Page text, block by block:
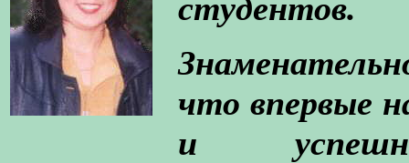
студентов.
что впервые
и